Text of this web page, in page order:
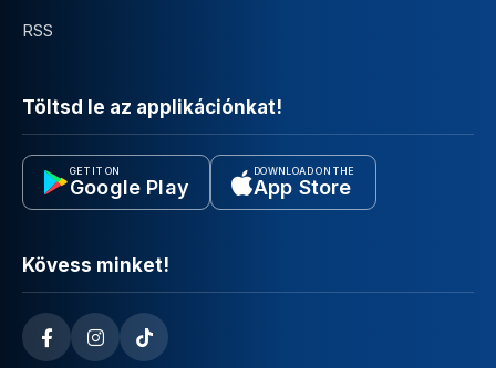
RSS
Töltsd le az applikációnkat!
GET IT ON
Google Play
DOWNLOAD ON THE
App Store
Kövess minket!